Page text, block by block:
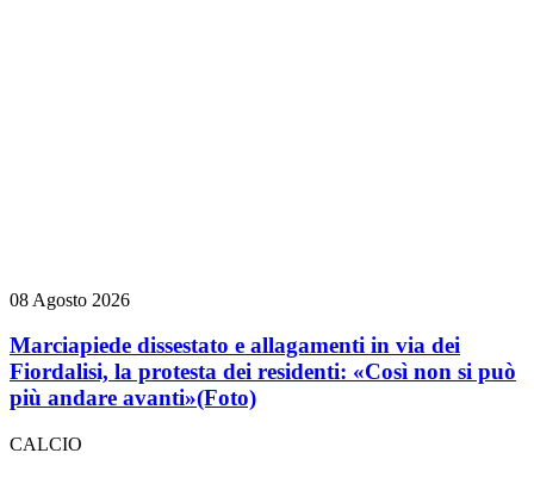
08 Agosto 2026
Marciapiede dissestato e allagamenti in via dei
Fiordalisi, la protesta dei residenti: «Così non si può
più andare avanti»(Foto)
CALCIO